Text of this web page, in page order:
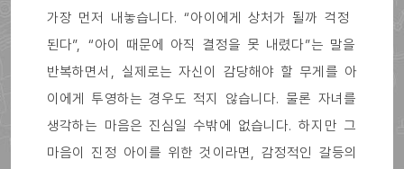
가장 먼저 내놓습니다. “아이에게 상처가 될까 걱정
된다”, “아이 때문에 아직 결정을 못 내렸다”는 말을
반복하면서, 실제로는 자신이 감당해야 할 무게를 아
이에게 투영하는 경우도 적지 않습니다. 물론 자녀를
생각하는 마음은 진심일 수밖에 없습니다. 하지만 그
마음이 진정 아이를 위한 것이라면, 감정적인 갈등의